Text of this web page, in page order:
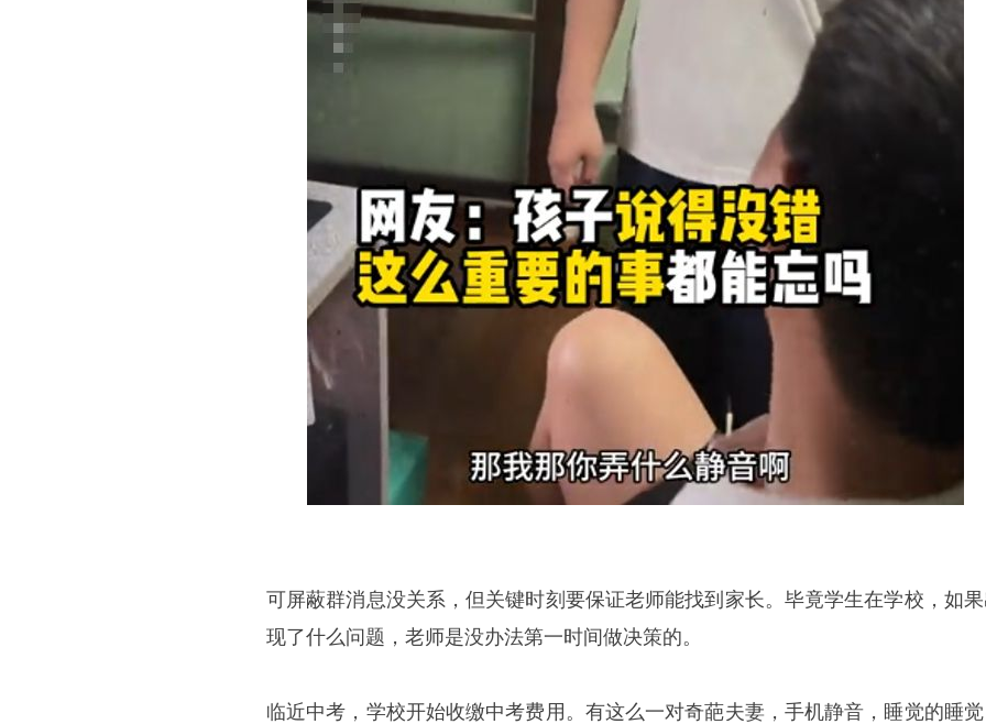
可屏蔽群消息没关系，但关键时刻要保证老师能找到家长。毕竟学生在学校，如
现了什么问题，老师是没办法第一时间做决策的。
临近中考，学校开始收缴中考费用。有这么一对奇葩夫妻，手机静音，睡觉的睡